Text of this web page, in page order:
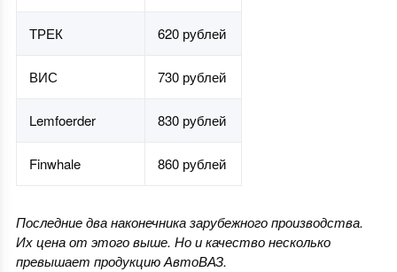
ТРЕК 620 рублей
ВИС 730 рублей
Lemfoerder 830 рублей
Finwhale 860 рублей
Последние два наконечника зарубежного производства.
Их цена от этого выше. Но и качество несколько
превышает продукцию АвтоВАЗ.